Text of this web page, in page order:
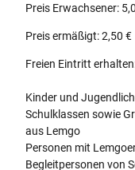
Preis Erwachsener:
Preis ermäßigt: 2,50 €
Freien Eintritt
Kinder und
Schulklassen sowie
aus Lemgo
Personen mit
Begleitpersonen von